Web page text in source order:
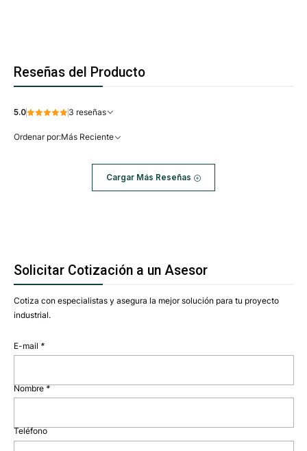
Reseñas del Producto
5.0 3 reseñas
Ordenar por:Más Reciente
Cargar Más Reseñas
Solicitar Cotización a un Asesor
Cotiza con especialistas y asegura la mejor solución para tu proyecto
industrial.
E-mail *
Nombre *
Teléfono